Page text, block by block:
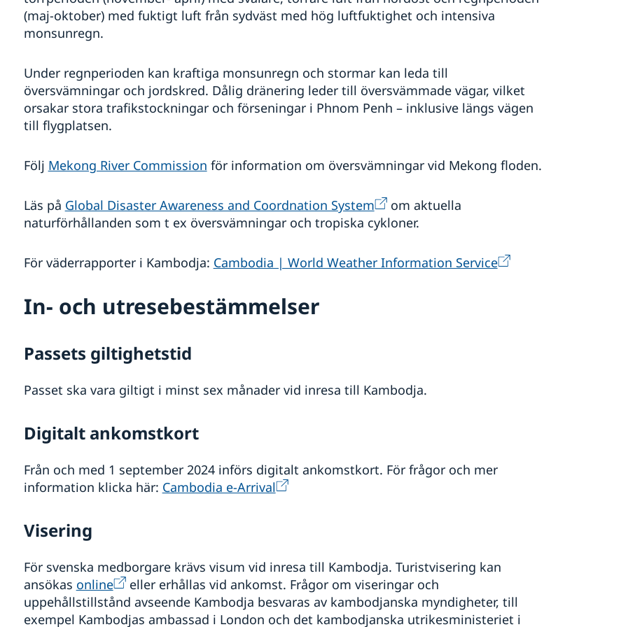
(maj-oktober) med fuktigt luft från sydväst med hög luftfuktighet och intensiva
monsunregn.
Under regnperioden kan kraftiga monsunregn och stormar kan leda till
översvämningar och jordskred. Dålig dränering leder till översvämmade vägar, vilket
orsakar stora trafikstockningar och förseningar i Phnom Penh – inklusive längs vägen
till flygplatsen.
Följ Mekong River Commission för information om översvämningar vid Mekong floden.
Läs på Global Disaster Awareness and Coordnation System
om aktuella
naturförhållanden som t ex översvämningar och tropiska cykloner.
För väderrapporter i Kambodja: Cambodia | World Weather Information Service
In- och utresebestämmelser
Passets giltighetstid
Passet ska vara giltigt i minst sex månader vid inresa till Kambodja.
Digitalt ankomstkort
Från och med 1 september 2024 införs digitalt ankomstkort. För frågor och mer
information klicka här: Cambodia e-Arrival
Visering
För svenska medborgare krävs visum vid inresa till Kambodja. Turistvisering kan
ansökas online
eller erhållas vid ankomst. Frågor om viseringar och
uppehållstillstånd avseende Kambodja besvaras av kambodjanska myndigheter, till
exempel Kambodjas ambassad i London och det kambodjanska utrikesministeriet i